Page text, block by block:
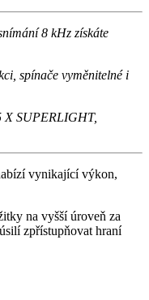
8 kHz získáte
spínače vyměnitelné i
X SUPERLIGHT,
vynikající výkon,
na vyšší úroveň za
zpřístupňovat hraní